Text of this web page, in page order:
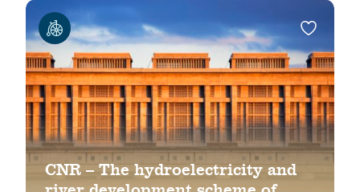
CNR – The hydroelectricity and